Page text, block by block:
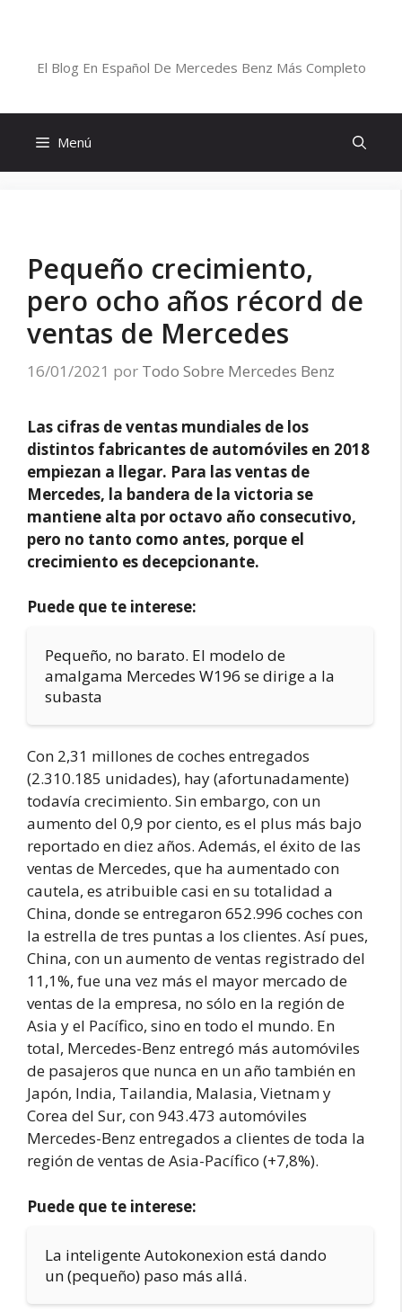
El Blog En Español De Mercedes Benz Más Completo
Menú
Pequeño crecimiento,
pero ocho años récord de
ventas de Mercedes
16/01/2021 por Todo Sobre Mercedes Benz
Las cifras de ventas mundiales de los
distintos fabricantes de automóviles en 2018
empiezan a llegar. Para las ventas de
Mercedes, la bandera de la victoria se
mantiene alta por octavo año consecutivo,
pero no tanto como antes, porque el
crecimiento es decepcionante.
Puede que te interese:
Pequeño, no barato. El modelo de
amalgama Mercedes W196 se dirige a la
subasta
Con 2,31 millones de coches entregados
(2.310.185 unidades), hay (afortunadamente)
todavía crecimiento. Sin embargo, con un
aumento del 0,9 por ciento, es el plus más bajo
reportado en diez años. Además, el éxito de las
ventas de Mercedes, que ha aumentado con
cautela, es atribuible casi en su totalidad a
China, donde se entregaron 652.996 coches con
la estrella de tres puntas a los clientes. Así pues,
China, con un aumento de ventas registrado del
11,1%, fue una vez más el mayor mercado de
ventas de la empresa, no sólo en la región de
Asia y el Pacífico, sino en todo el mundo. En
total, Mercedes-Benz entregó más automóviles
de pasajeros que nunca en un año también en
Japón, India, Tailandia, Malasia, Vietnam y
Corea del Sur, con 943.473 automóviles
Mercedes-Benz entregados a clientes de toda la
región de ventas de Asia-Pacífico (+7,8%).
Puede que te interese:
La inteligente Autokonexion está dando
un (pequeño) paso más allá.